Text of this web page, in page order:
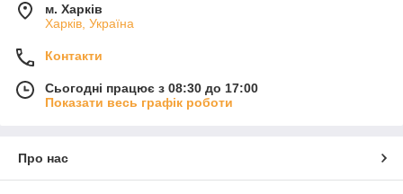
м. Харків
Харків, Україна
Контакти
Сьогодні працює з 08:30 до 17:00
Показати весь графік роботи
Про нас